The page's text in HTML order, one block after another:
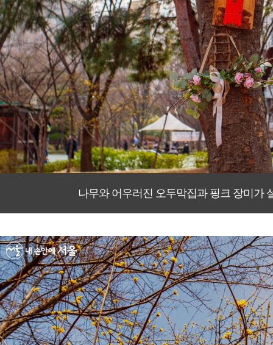
나무와 어우러진 오두막집과 핑크 장미가